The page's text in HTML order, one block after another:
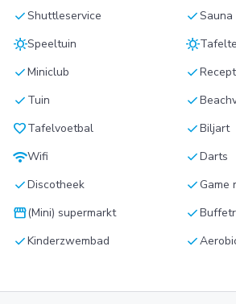
checkShuttleservice checkSauna
sunnySpeeltuin sunny
checkMiniclub check
check Tuin check
favoriteTafelvoetbal checkBiljart
wifiWifi checkDarts
checkDiscotheek check Game
storefront(Mini) supermarkt check
checkKinderzwembad check